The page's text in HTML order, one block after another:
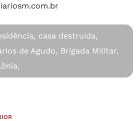
casa destruida,
de Agudo, Brigada Militar,